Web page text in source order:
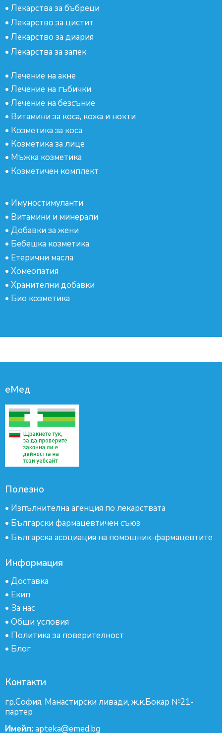
• Лекарства за бъбреци
• Лекарство за цистит
• Лекарство за диария
• Лекарства за запек
• Лечение на акне
• Лечение на гъбички
• Лечение на безсъние
• Витамини за коса, кожа и нокти
• Козметика за коса
• Козметика за лице
• Мъжка козметика
• Козметичен комплект
• Имуностимуланти
• Витамини и минерали
• Добавки за жени
• Бебешка козметика
• Етерични масла
• Хомеопатия
• Хранителни добавки
• Био козметика
еМед
Полезно
• Изпълнителна агенция по лекарствата
• Български фармацевтичен съюз
• Българска асоциация на помощник-фармацевтите
Информация
• Доставка
• Екип
• За нас
• Общи условия
• Политика за поверителност
• Блог
Контакти
гр.София, Манастирски ливади, ж.к.Бокар №21-
партер
Имейл:apteka@emed.bg